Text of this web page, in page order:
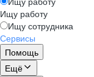
Ищу работу
Ищу сотрудника
Сервисы
Помощь
Ещё